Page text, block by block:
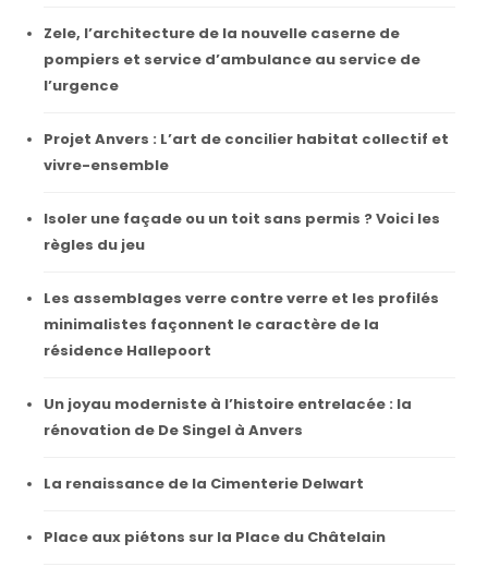
Zele, l’architecture de la nouvelle caserne de
pompiers et service d’ambulance au service de
l’urgence
Projet Anvers : L’art de concilier habitat collectif et
vivre-ensemble
Isoler une façade ou un toit sans permis ? Voici les
règles du jeu
Les assemblages verre contre verre et les profilés
minimalistes façonnent le caractère de la
résidence Hallepoort
Un joyau moderniste à l’histoire entrelacée : la
rénovation de De Singel à Anvers
La renaissance de la Cimenterie Delwart
Place aux piétons sur la Place du Châtelain